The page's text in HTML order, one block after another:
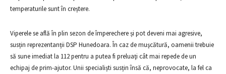
temperaturile sunt în creștere.
Viperele se află în plin sezon de împerechere și pot deveni mai agresive,
susțin reprezentanții DSP Hunedoara. În caz de muşcătură, oamenii trebuie
să sune imediat la 112 pentru a putea fi preluaţi cât mai repede de un
echipaj de prim-ajutor. Unii specialiști susțin însă că, neprovocate, la fel ca